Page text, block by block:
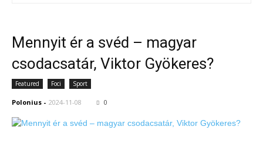
Mennyit ér a svéd – magyar
csodacsatár, Viktor Gyökeres?
Featured Foci Sport
Polonius - 2024-11-08 0